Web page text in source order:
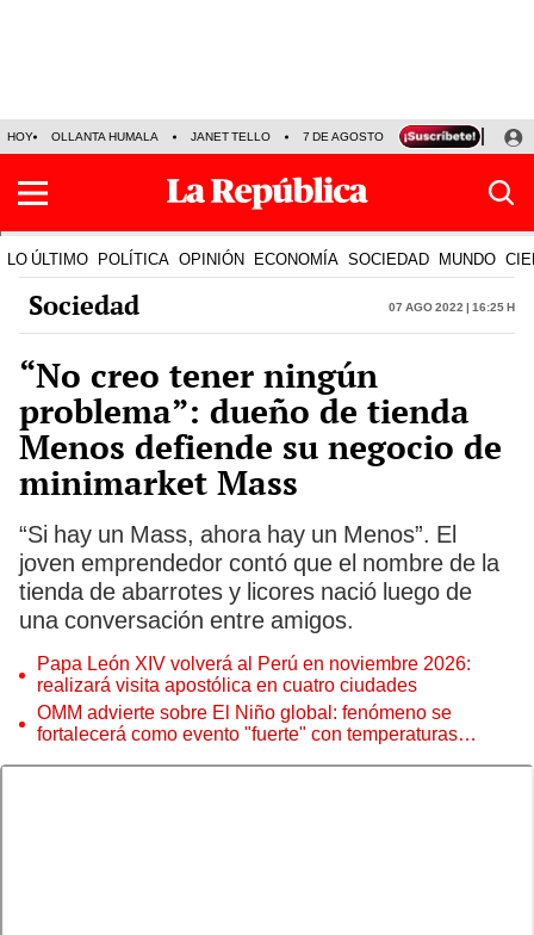
HOY OLLANTA HUMALA JANET TELLO 7 DE AGOSTO TINKA RESULTADOS
LO ÚLTIMO POLÍTICA OPINIÓN ECONOMÍA SOCIEDAD MUNDO
Sociedad 07 Ago 2022 | 16:25 h
“No creo tener ningún
problema”: dueño de tienda
Menos defiende su negocio de
minimarket Mass
“Si hay un Mass, ahora hay un Menos”. El
joven emprendedor contó que el nombre de la
tienda de abarrotes y licores nació luego de
una conversación entre amigos.
Papa León XIV volverá al Perú en noviembre 2026:
realizará visita apostólica en cuatro ciudades
OMM advierte sobre El Niño global: fenómeno se
fortalecerá como evento "fuerte" con temperaturas